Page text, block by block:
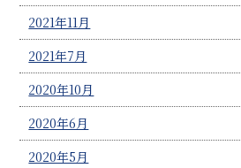
2021年11月
2021年7月
2020年10月
2020年6月
2020年5月